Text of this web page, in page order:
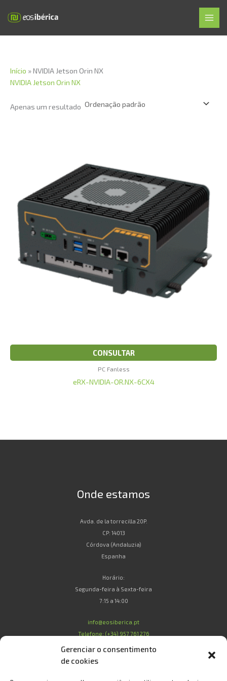
Gerenciar o consentimento
de cookies
Início »NVIDIA Jetson Orin NX
NVIDIA Jetson Orin NX
Apenas um resultado
CONSULTAR
PC Fanless
eRX-NVIDIA-OR.NX-6CX4
Onde estamos
Avda. de la torrecilla 20P.
CP: 14013
Córdova (Andaluzia)
Espanha
Horário:
Segunda-feira à Sexta-feira
7:15 a 14:00
info@eosiberica.pt
Telefone: (+34) 957 761 276